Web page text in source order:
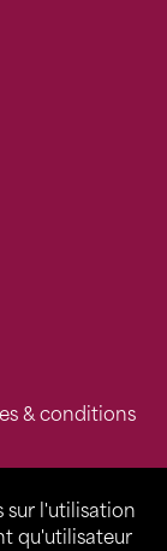
sur l'utilisation
qu'utilisateur
& conditions